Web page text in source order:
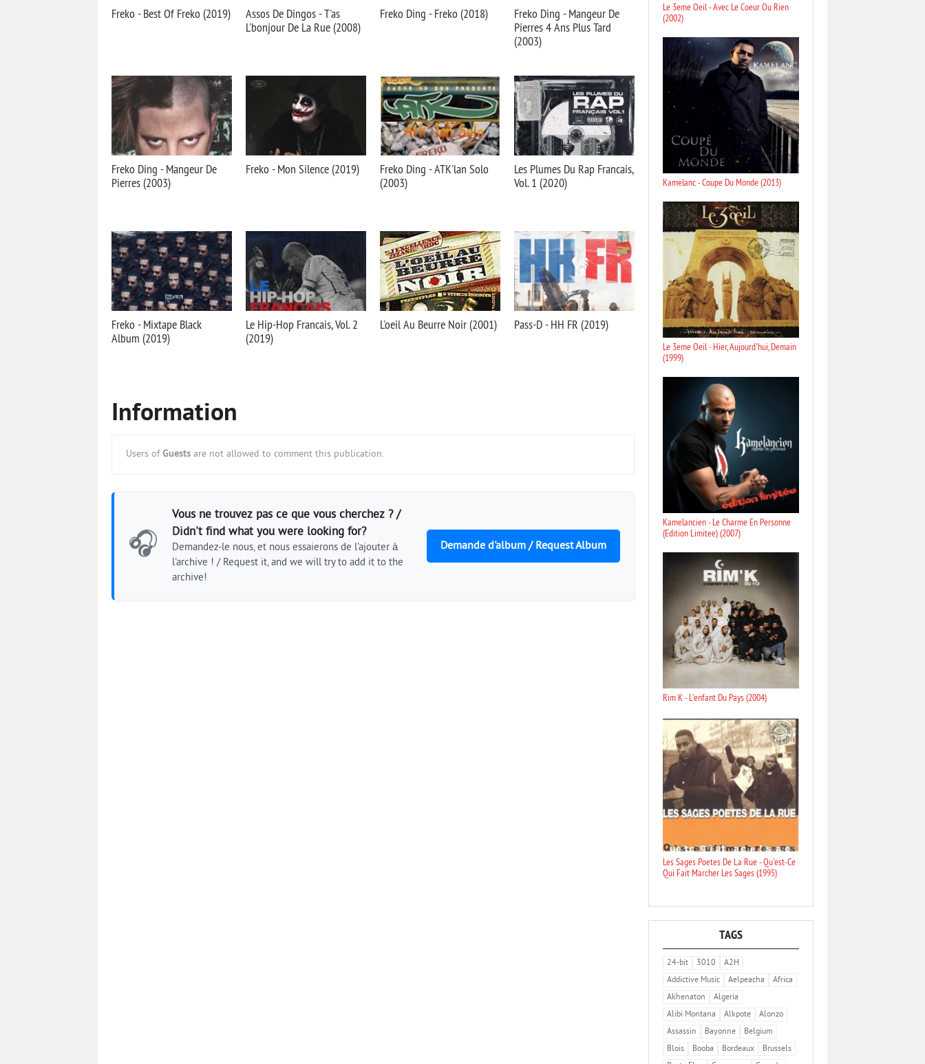
Freko - Best Of Freko (2019)
Assos De Dingos - T'as
L'bonjour De La Rue (2008)
Freko Ding - Freko (2018)
Freko Ding - Mangeur De
Pierres 4 Ans Plus Tard
(2003)
Freko Ding - Mangeur De
Pierres (2003)
Freko - Mon Silence (2019)
Freko Ding - ATK'lan Solo
(2003)
Les Plumes Du Rap Francais,
Vol. 1 (2020)
Freko - Mixtape Black
Album (2019)
Le Hip-Hop Francais, Vol. 2
(2019)
L'oeil Au Beurre Noir (2001) Pass-D - HH FR (2019)
Information
Users of Guests are not allowed to comment this publication.
🎧
Vous ne trouvez pas ce que vous cherchez ? /
Didn't find what you were looking for?
Demandez-le nous, et nous essaierons de l'ajouter à
l'archive ! / Request it, and we will try to add it to the
archive!
Demande d'album / Request Album
Le 3eme Oeil - Avec Le Coeur Ou Rien
(2002)
Kamelanc - Coupe Du Monde (2013)
Le 3eme Oeil - Hier, Aujourd'hui, Demain
(1999)
Kamelancien - Le Charme En Personne
(Edition Limitee) (2007)
Rim K - L'enfant Du Pays (2004)
Les Sages Poetes De La Rue - Qu'est-Ce
Qui Fait Marcher Les Sages (1995)
TAGS
24-bit 3010
A2H
Addictive Music
Aelpeacha
Africa
Akhenaton
Algeria
Alibi Montana
Alkpote
Alonzo
Assassin
Bayonne
Belgium
Blois
Booba Bordeaux
Brussels